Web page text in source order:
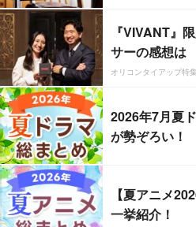
『VIVANT』
サーの感想は
オリコンタイアップ特集
2026年7月夏
が勢ぞろい！
【夏アニメ
一挙紹介！